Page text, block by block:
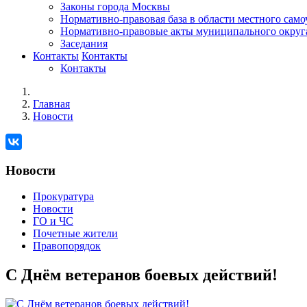
Законы города Москвы
Нормативно-правовая база в области местного
Нормативно-правовые акты муниципального
Заседания
Контакты Контакты
Контакты
Главная
Новости
Новости
Прокуратура
Новости
ГО и ЧС
Почетные жители
Правопорядок
С Днём ветеранов боевых действий!